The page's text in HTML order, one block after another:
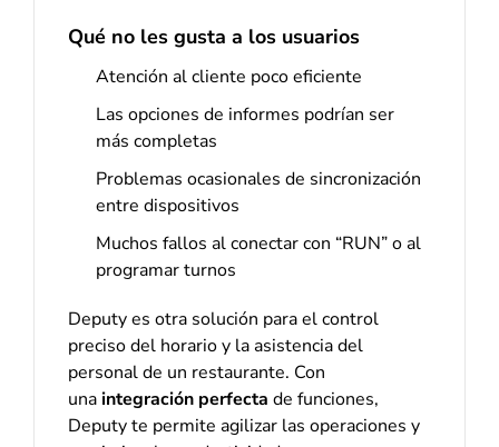
Qué no les gusta a los usuarios
Atención al cliente poco eficiente
Las opciones de informes podrían ser
más completas
Problemas ocasionales de sincronización
entre dispositivos
Muchos fallos al conectar con “RUN” o al
programar turnos
Deputy es otra solución para el control
preciso del horario y la asistencia del
personal de un restaurante. Con
unaintegración perfecta de funciones,
Deputy te permite agilizar las operaciones y